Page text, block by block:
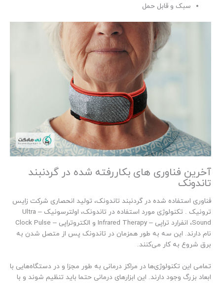
سبک و قابل حمل
آخرین فناوری های بکاررفته شده در گردنبند
تاندونک
فناوری استفاده شده در گردنبند تاندونک، تولید انحصاری شرکت زایس
ترونیک . تکنولوژی مورد استفاده در تاندونک، اولترسونیک – Ultra
Sound، انفرارد تراپی – Infrared Therapy و الکتروتراپی – Clock Pulse
نام دارند. این سه به طور همزمان در تاندونک پس از متصل شدن به
برق شروع به کار می‌کنند.
تمامی این تکنولوژی‌ها در مراکز درمانی به طور مجزا و در دستگاه‌هایی با
ابعاد بزرگ وجود دارند. این ابزار‌های درمانی حتما باید تنظیم شوند و با